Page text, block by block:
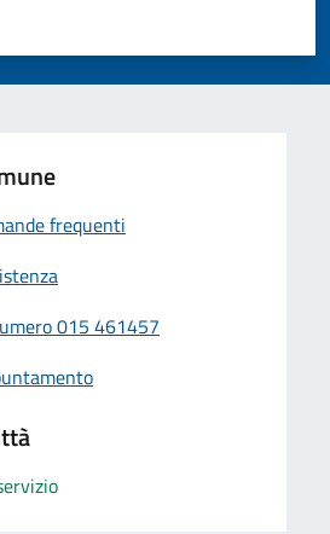
stelle su 5
su 5
5
frequenti
015 461457